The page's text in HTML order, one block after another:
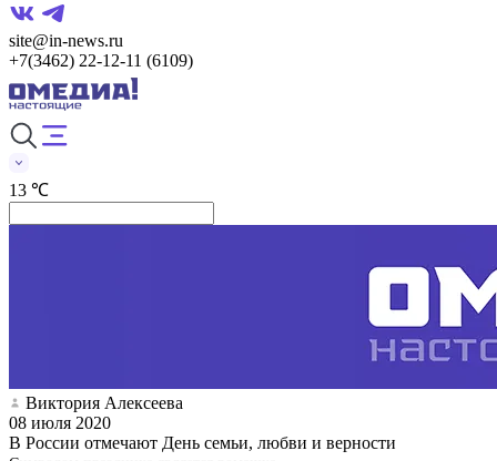
site@in-news.ru
+7(3462) 22-12-11 (6109)
13 ℃
Виктория Алексеева
08 июля 2020
В России отмечают День семьи, любви и верности